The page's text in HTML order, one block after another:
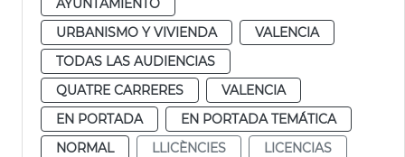
URBANISMO Y VIVIENDA
VALENCIA
TODAS LAS AUDIENCIAS
QUATRE CARRERES
VALENCIA
EN PORTADA
EN PORTADA TEMÁTICA
NORMAL
LLICÈNCIES
LICENCIAS